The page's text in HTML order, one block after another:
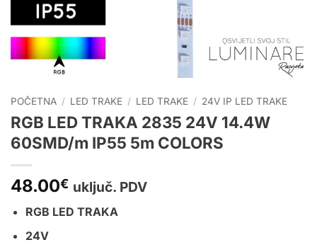
POČETNA / LED TRAKE / LED TRAKE / 24V IP LED TRAKE
RGB LED TRAKA 2835 24V 14.4W
60SMD/m IP55 5m COLORS
48.00€ uključ. PDV
RGB LED TRAKA
24V